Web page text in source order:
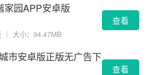
家园APP安卓版
大小：94.47MB
查看
市安卓版正版无广告下
查看